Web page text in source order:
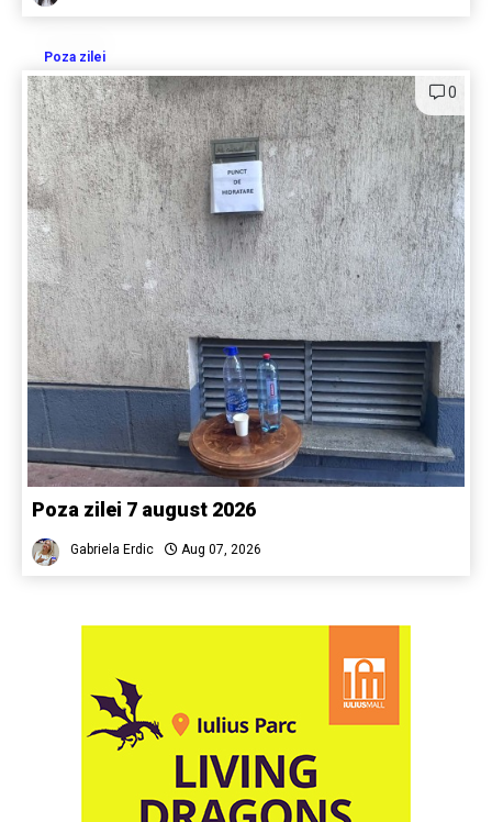
Poza zilei
0
Poza zilei 7 august 2026
Gabriela Erdic Aug 07, 2026